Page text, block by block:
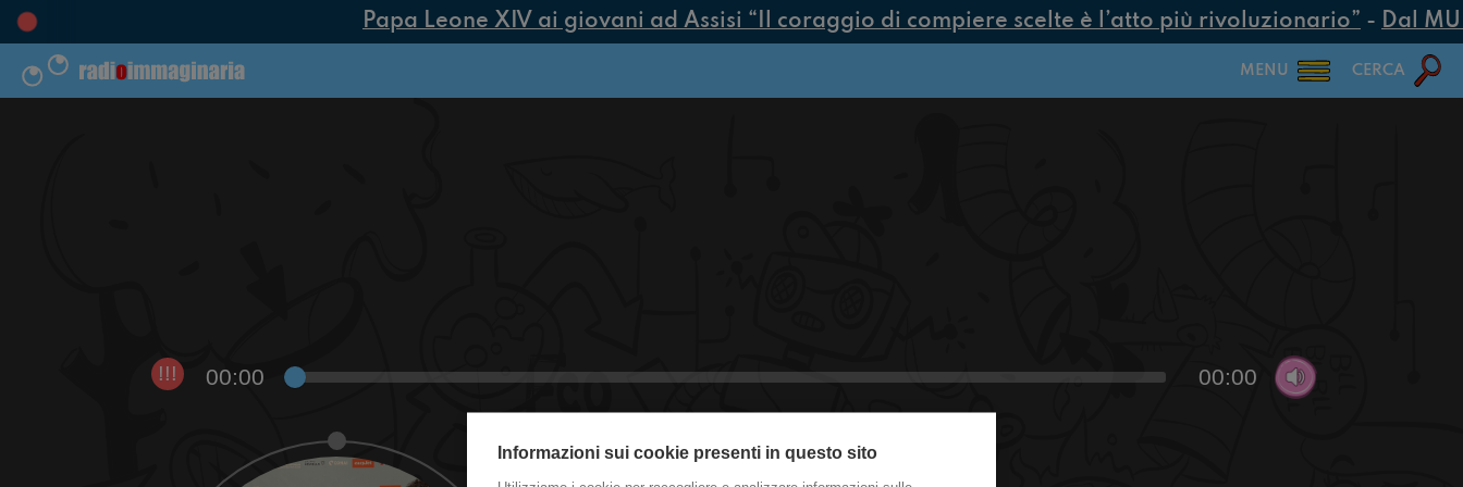
Papa Leone XIV ai giovani ad Assisi “Il coraggio di compiere scelte è l’atto più rivoluzionario”- Dal
MENU CERCA
!!! 00:00 00:00
Informazioni sui cookie presenti in questo sito